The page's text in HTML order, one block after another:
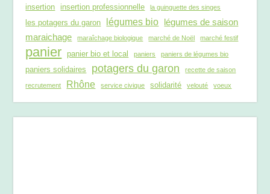
insertion insertion professionnelle la guinguette des singes
les potagers du garon légumes bio légumes de saison
maraichage
maraîchage biologique marché de Noël marché festif
panier panier bio et local paniers paniers de légumes bio
paniers solidaires potagers du garon recette de saison
recrutement Rhône service civique solidarité velouté voeux